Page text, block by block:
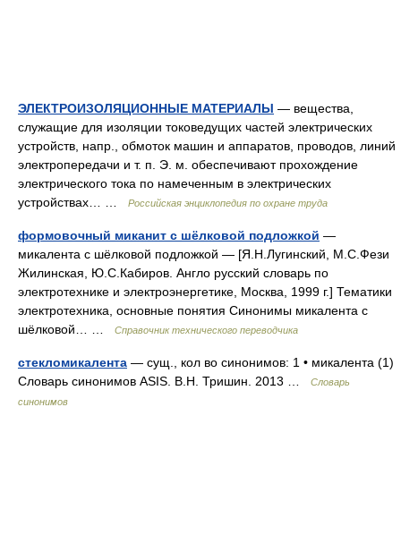
ЭЛЕКТРОИЗОЛЯЦИОННЫЕ МАТЕРИАЛЫ — вещества,
служащие для изоляции токоведущих частей электрических
устройств, напр., обмоток машин и аппаратов, проводов, линий
электропередачи и т. п. Э. м. обеспечивают прохождение
электрического тока по намеченным в электрических
устройствах… …
Российская энциклопедия по охране труда
формовочный миканит с шёлковой подложкой —
микалента с шёлковой подложкой — [Я.Н.Лугинский, М.С.Фези
Жилинская, Ю.С.Кабиров. Англо русский словарь по
электротехнике и электроэнергетике, Москва, 1999 г.] Тематики
электротехника, основные понятия Синонимы микалента с
шёлковой… …
Справочник технического переводчика
стекломикалента — сущ., кол во синонимов: 1 • микалента (1)
Словарь синонимов ASIS. В.Н. Тришин. 2013 …
Словарь
синонимов